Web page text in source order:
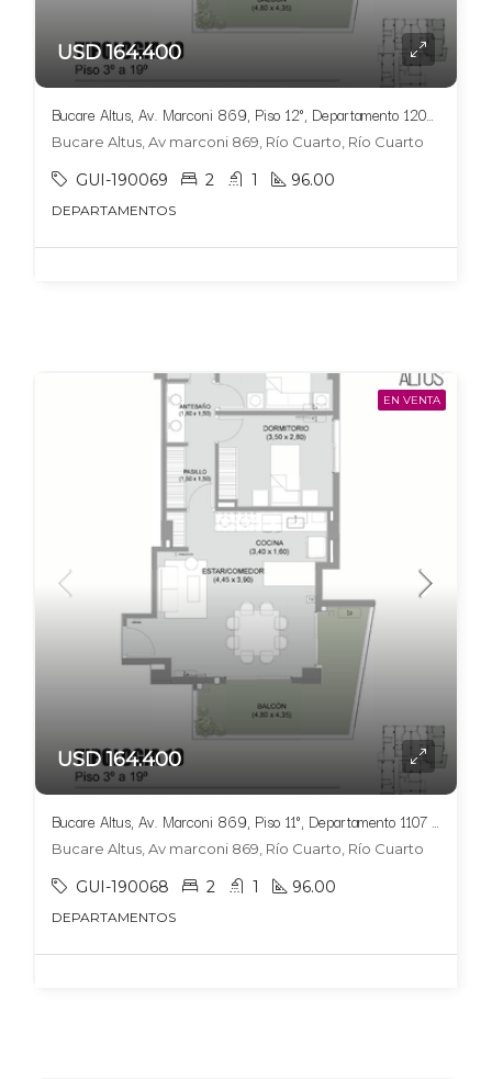
USD 164.400
Bucare Altus, Av. Marconi 869, Piso 12°, Departamento 1207 ,Tipologia 10
Bucare Altus, Av marconi 869, Río Cuarto, Río Cuarto
GUI-190069 2 1 96.00
DEPARTAMENTOS
EN VENTA
USD 164.400
Bucare Altus, Av. Marconi 869, Piso 11°, Departamento 1107 ,Tipologia 10
Bucare Altus, Av marconi 869, Río Cuarto, Río Cuarto
GUI-190068 2 1 96.00
DEPARTAMENTOS